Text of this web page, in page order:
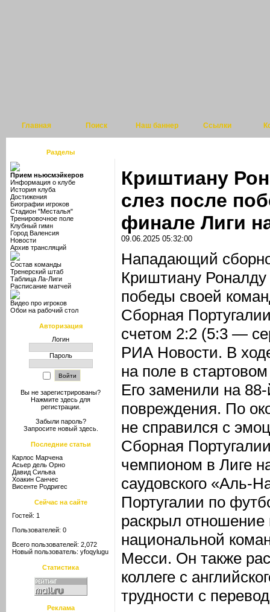
Главная Поиск Наш баннер Ссылки
Разделы
Прием ньюсмэйкеров
Информация о клубе
История клуба
Достижения
Биографии игроков
Стадион "Месталья"
Тренировочное поле
Клубный гимн
Город Валенсия
Новости
Архив трансляций
Состав команды
Тренерский штаб
Таблица Ла-Лиги
Расписание матчей
Видео про игроков
Обои на рабочий стол
Авторизация
Логин
Пароль
Вы не зарегистрированы?
Нажмите здесь для
регистрации.
Забыли пароль?
Запросите новый здесь.
Последние статьи
Карлос Марчена
Асьер дель Орно
Давид Сильва
Хоакин Санчес
Висенте Родригес
Сейчас на сайте
Гостей: 1
Пользователей: 0
Всего пользователей: 2,072
Новый пользователь: yfoqylugu
Статистика
Реклама
Криштиану
слез после
финале Лиги
09.06.2025 05:32:00
Нападающий
Криштиану
победы своей
Сборная
счетом 2:2 (5:3 —
РИА Новости. В
на поле в
Его заменили на
повреждения. По
не справился с
Сборная
чемпионом в Лиге
саудовского «Аль-
Португалии по
раскрыл
национальной
Месси. Он также
коллеге с
трудности с